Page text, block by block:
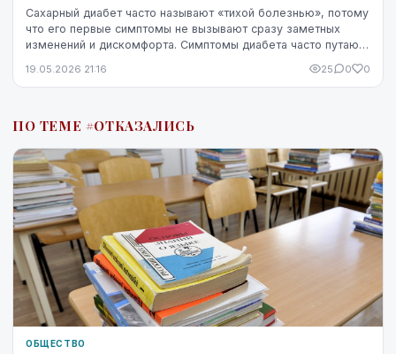
Сахарный диабет часто называют «тихой болезнью», потому
что его первые симптомы не вызывают сразу заметных
изменений и дискомфорта. Симптомы диабета часто путают
19.05.2026 21:16 25 0 0
ПО ТЕМЕ #ОТКАЗАЛИСЬ
ОБЩЕСТВО